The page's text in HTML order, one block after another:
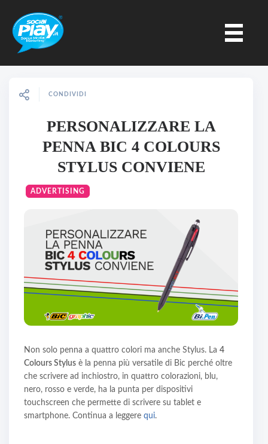
CONDIVIDI
PERSONALIZZARE LA
PENNA BIC 4 COLOURS
STYLUS CONVIENE
ADVERTISING
Non solo penna a quattro colori ma anche Stylus. La 4
Colours Stylus è la penna più versatile di Bic perché oltre
che scrivere ad inchiostro, in quattro colorazioni, blu,
nero, rosso e verde, ha la punta per dispositivi
touchscreen che permette di scrivere su tablet e
smartphone. Continua a leggere qui.